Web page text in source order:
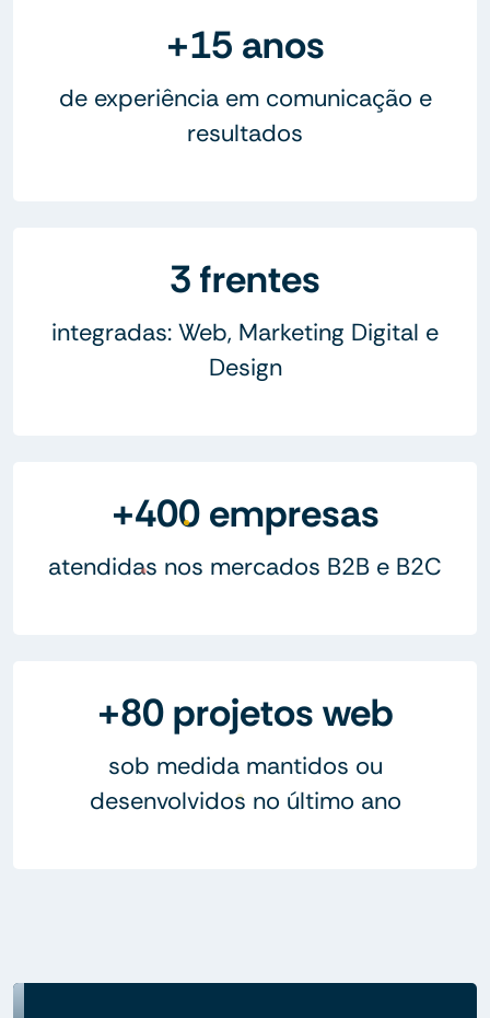
+15 anos
de experiência em comunicação e
resultados
3 frentes
integradas: Web, Marketing Digital e
Design
+400 empresas
atendidas nos mercados B2B e B2C
+80 projetos web
sob medida mantidos ou
desenvolvidos no último ano